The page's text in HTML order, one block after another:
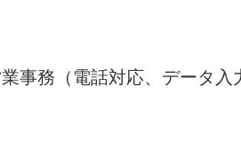
事務（電話対応、データ入